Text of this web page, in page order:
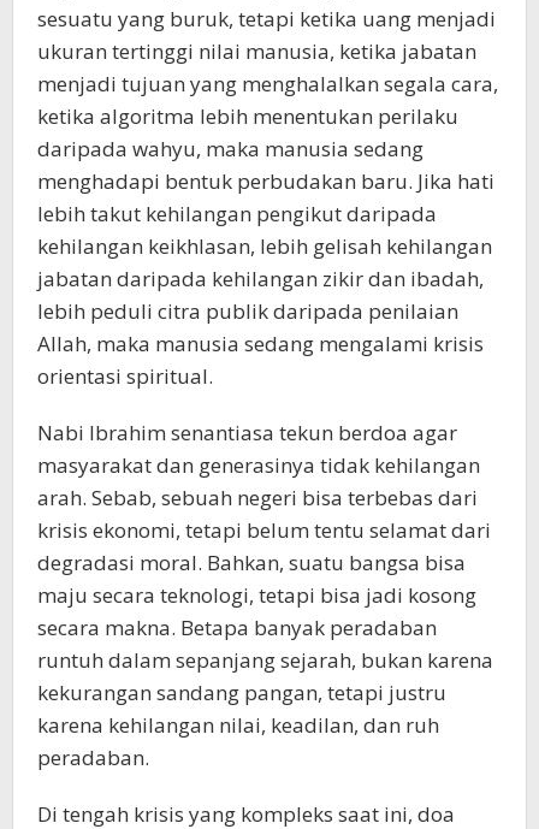
sesuatu yang buruk, tetapi ketika uang menjadi
ukuran tertinggi nilai manusia, ketika jabatan
menjadi tujuan yang menghalalkan segala cara,
ketika algoritma lebih menentukan perilaku
daripada wahyu, maka manusia sedang
menghadapi bentuk perbudakan baru. Jika hati
lebih takut kehilangan pengikut daripada
kehilangan keikhlasan, lebih gelisah kehilangan
jabatan daripada kehilangan zikir dan ibadah,
lebih peduli citra publik daripada penilaian
Allah, maka manusia sedang mengalami krisis
orientasi spiritual.
Nabi Ibrahim senantiasa tekun berdoa agar
masyarakat dan generasinya tidak kehilangan
arah. Sebab, sebuah negeri bisa terbebas dari
krisis ekonomi, tetapi belum tentu selamat dari
degradasi moral. Bahkan, suatu bangsa bisa
maju secara teknologi, tetapi bisa jadi kosong
secara makna. Betapa banyak peradaban
runtuh dalam sepanjang sejarah, bukan karena
kekurangan sandang pangan, tetapi justru
karena kehilangan nilai, keadilan, dan ruh
peradaban.
Di tengah krisis yang kompleks saat ini, doa